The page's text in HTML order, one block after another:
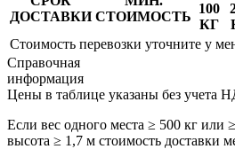
ДОСТАВКИ СТОИМОСТЬ
100
КГ
Стоимость перевозки уточните у
Справочная
информация
Цены в таблице указаны без учета
Если вес одного места ≥ 500 кг
высота ≥ 1,7 м стоимость доставки